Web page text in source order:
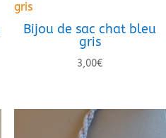
Bijou de sac chat bleu
gris
3,00€